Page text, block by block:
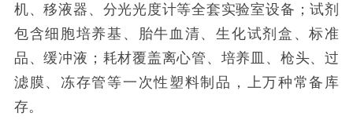
机、移液器、分光光度计等全套实验室设备；试剂
包含细胞培养基、胎牛血清、生化试剂盒、标准
品、缓冲液；耗材覆盖离心管、培养皿、枪头、过
滤膜、冻存管等一次性塑料制品，上万种常备库
存。